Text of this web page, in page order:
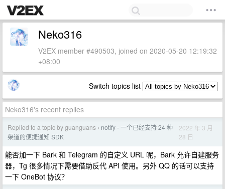
Neko316
V2EX member #490503, joined on 2020-05-20 12:19:32
+08:00
Switch topics list
Neko316's recent replies
Replied to a topic by guanguans › notify - 一个已经支持 24 种
渠道的便捷通知 SDK
2022 年 3 月
28 日
能否加一下 Bark 和 Telegram 的自定义 URL 呢，Bark 允许自建服务
器，Tg 很多情况下需要借助反代 API 使用。另外 QQ 的话可以支持
一下 OneBot 协议？